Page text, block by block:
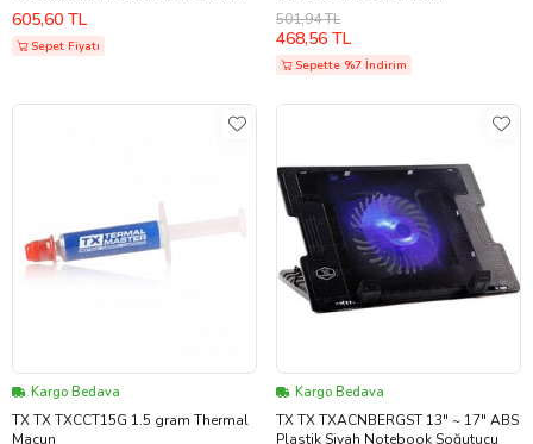
605,60 TL
Sepet Fiyatı
501,94 TL
468,56 TL
Sepette %7 İndirim
Kargo Bedava
TX TX TXCCT15G 1.5 gram Thermal
Macun
Kargo Bedava
TX TX TXACNBERGST 13" ~ 17" ABS
Plastik Siyah Notebook Soğutucu